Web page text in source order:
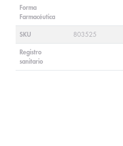
Forma
Farmacéutica
SKU 803525
Registro
sanitario